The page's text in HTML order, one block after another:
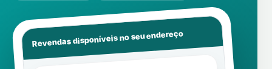
Revendas disponíveis no seu endereço